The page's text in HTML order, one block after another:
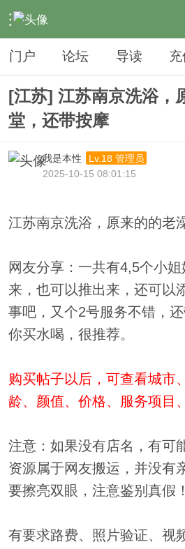
› 夜生活 › SPA › 内容
门户 论坛 导读 充
[江苏] 江苏南京洗浴，
堂，还带按摩
我是本性
Lv.18 管理员
2025-10-15 08:01:15
江苏南京洗浴，原来的的老
网友分享：一共有4,5个小
来，也可以推出来，还可以
事吧，又个2号服务不错，
你买水喝，很推荐。
购买帖子以后，可查看城市
龄、颜值、价格、服务项目
注意：如果没有店名，有可
资源属于网友搬运，并没有
要擦亮双眼，注意鉴别真假！
有要求路费、照片验证、视